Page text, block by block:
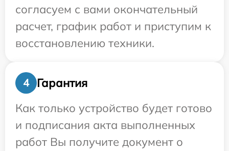
согласуем с вами окончательный
расчет, график работ и приступим к
восстановлению техники.
4
Гарантия
Как только устройство будет готово
и подписания акта выполненных
работ Вы получите документ о